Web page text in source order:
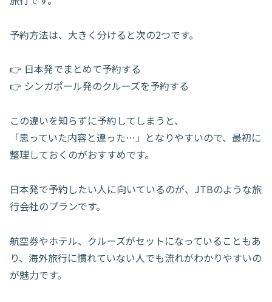
予約方法は、大きく分けると次の2つです。
👉 日本発でまとめて予約する
👉 シンガポール発のクルーズを予約する
この違いを知らずに予約してしまうと、
「思っていた内容と違った…」となりやすいので、最初に
整理しておくのがおすすめです。
日本発で予約したい人に向いているのが、JTBのような旅
行会社のプランです。
航空券やホテル、クルーズがセットになっていることもあ
り、海外旅行に慣れていない人でも流れがわかりやすいの
が魅力です。